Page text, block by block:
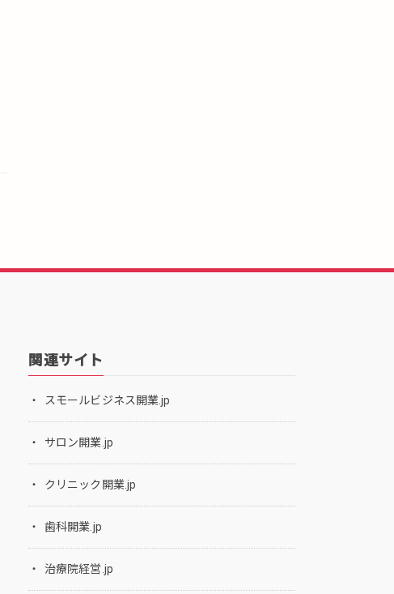
関連サイト
スモールビジネス開業.jp
サロン開業.jp
クリニック開業.jp
歯科開業.jp
治療院経営.jp